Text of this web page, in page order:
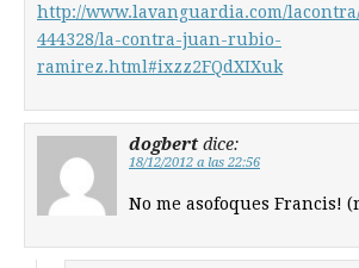
http://www.lavanguardia.com/lacontra/
444328/la-contra-juan-rubio-
ramirez.html#ixzz2FQdXIXuk
dogbert dice:
18/12/2012 a las 22:56
No me asofoques Francis!